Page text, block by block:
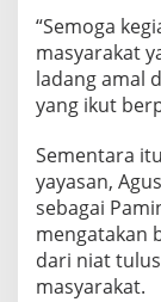
“Semoga
masyarakat
ladang amal
yang ikut
Sementara
yayasan,
sebagai
mengatakan
dari niat
masyarakat.